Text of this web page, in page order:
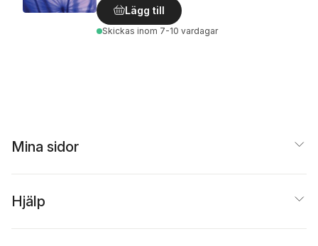
Lägg till
Skickas inom 7-10 vardagar
Mina sidor
Hjälp